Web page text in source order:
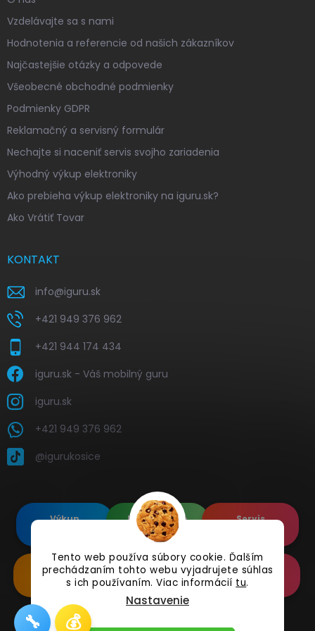
Tento web používa súbory cookie. Ďalším
prechádzaním tohto webu vyjadrujete súhlas
s ich používaním. Viac informácií tu.
Nastavenie
Vzdelávajte sa s nami
Hodnotenia a referencie od našich zákazníkov
Najčastejšie otázky a odpovede
Všeobecné obchodné podmienky
Podmienky GDPR
Reklamačný a servisný formulár
Nechajte si naceniť servis svojho zariadenia
Výhodný výkup elektroniky
Ako prebieha výkup elektroniky na iguru.sk?
Ako Vrátiť Tovar
KONTAKT
info@iguru.sk
+421 949 376 962
+421 944 174 434
iguru.sk - Váš mobilný guru
iguru.sk
+421 949 376 962
@igurukosice
Výkup
Renovované
Apple's
Servis
Renovované
Samsung's
Doplnkové
Príslušenstvo
Online
Reklamácia
🔧 💰